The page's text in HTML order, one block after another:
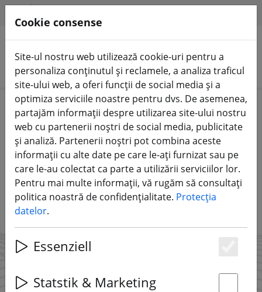
Căutare produse
Rămâi la curent!
Abonează-te la newsletter-ul FPV24!
ABONEAZĂ-TE ACUM
Cookie consense
Site-ul nostru web utilizează cookie-uri pentru a
personaliza conținutul și reclamele, a analiza traficul
site-ului web, a oferi funcții de social media și a
optimiza serviciile noastre pentru dvs. De asemenea,
partajăm informații despre utilizarea site-ului nostru
web cu partenerii noștri de social media, publicitate
și analiză. Partenerii noștri pot combina aceste
informații cu alte date pe care le-ați furnizat sau pe
care le-au colectat ca parte a utilizării serviciilor lor.
Pentru mai multe informații, vă rugăm să consultați
politica noastră de confidențialitate. Protecția
datelor.
Essenziell
Statstik & Marketing